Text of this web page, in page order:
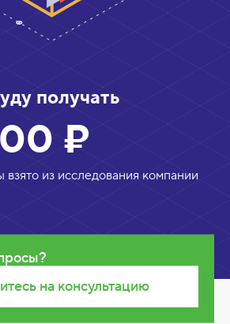
получать
₽
взято из исследования компании
на консультацию